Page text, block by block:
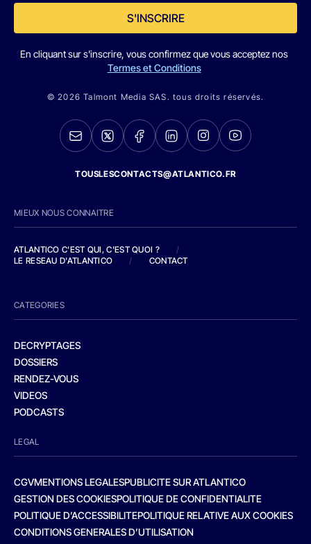
S'INSCRIRE
En cliquant sur s'inscrire, vous confirmez que vous acceptez nos
Termes et Conditions
© 2026 Talmont Media SAS. tous droits réservés.
TOUSLESCONTACTS@ATLANTICO.FR
MIEUX NOUS CONNAITRE
ATLANTICO C'EST QUI, C'EST QUOI ?
/
LE RESEAU D'ATLANTICO
/ CONTACT
CATEGORIES
DECRYPTAGES
DOSSIERS
RENDEZ-VOUS
VIDEOS
PODCASTS
LEGAL
CGVMENTIONS LEGALESPUBLICITE SUR ATLANTICO
GESTION DES COOKIESPOLITIQUE DE CONFIDENTIALITE
POLITIQUE D’ACCESSIBILITEPOLITIQUE RELATIVE AUX COOKIES
CONDITIONS GENERALES D’UTILISATION